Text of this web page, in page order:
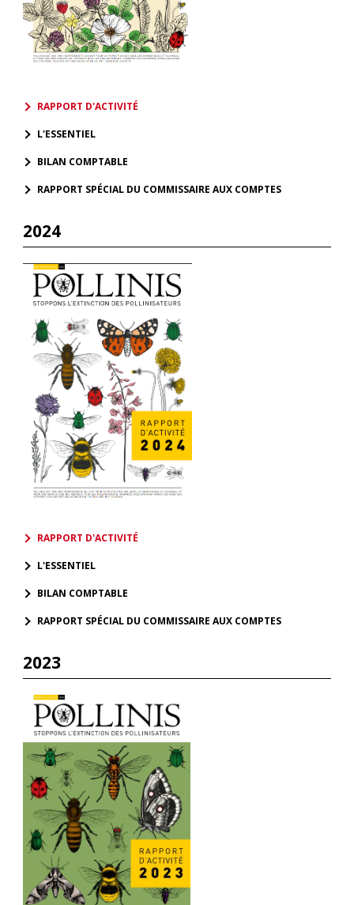
RAPPORT D'ACTIVITÉ
L'ESSENTIEL
BILAN COMPTABLE
RAPPORT SPÉCIAL DU COMMISSAIRE AUX COMPTES
2024
RAPPORT D'ACTIVITÉ
L'ESSENTIEL
BILAN COMPTABLE
RAPPORT SPÉCIAL DU COMMISSAIRE AUX COMPTES
2023